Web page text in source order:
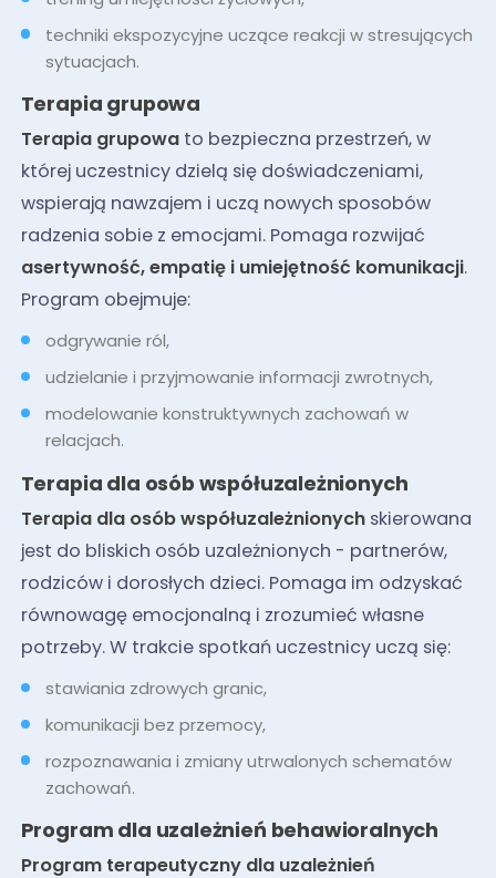
techniki ekspozycyjne uczące reakcji w stresujących
sytuacjach.
Terapia grupowa
Terapia grupowato bezpieczna przestrzeń, w
której uczestnicy dzielą się doświadczeniami,
wspierają nawzajem i uczą nowych sposobów
radzenia sobie z emocjami. Pomaga rozwijać
asertywność, empatię i umiejętność komunikacji.
Program obejmuje:
odgrywanie ról,
udzielanie i przyjmowanie informacji zwrotnych,
modelowanie konstruktywnych zachowań w
relacjach.
Terapia dla osób współuzależnionych
Terapia dla osób współuzależnionychskierowana
jest do bliskich osób uzależnionych - partnerów,
rodziców i dorosłych dzieci. Pomaga im odzyskać
równowagę emocjonalną i zrozumieć własne
potrzeby. W trakcie spotkań uczestnicy uczą się:
stawiania zdrowych granic,
komunikacji bez przemocy,
rozpoznawania i zmiany utrwalonych schematów
zachowań.
Program dla uzależnień behawioralnych
Program terapeutyczny dla uzależnień